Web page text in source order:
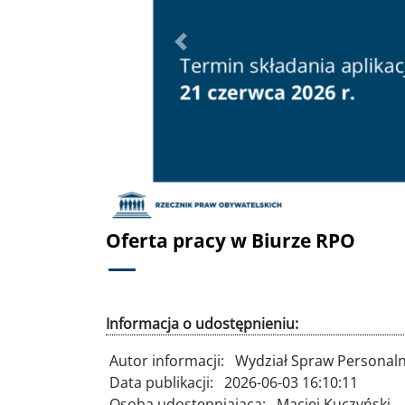
Oferta pracy w Biurze RPO
Poprzednie
Informacja o udostępnieniu:
Autor informacji: Wydział Spraw
Data publikacji: 2026-06-03 16:10:11